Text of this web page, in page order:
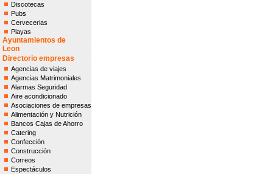
Discotecas
Pubs
Cervecerias
Playas
Ayuntamientos de
Leon
Directorio empresas
Agencias de viajes
Agencias Matrimoniales
Alarmas Seguridad
Aire acondicionado
Asociaciones de empresas
Alimentación y Nutrición
Bancos Cajas de Ahorro
Catering
Confección
Construcción
Correos
Espectáculos